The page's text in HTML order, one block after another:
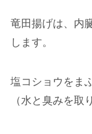
竜田揚げは、内
します。
塩コショウをま
（水と臭みを取